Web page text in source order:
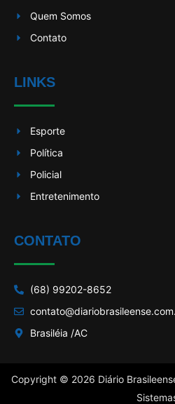
Quem Somos
Contato
LINKS
Esporte
Política
Policial
Entretenimento
CONTATO
(68) 99202-8652
Brasiléia /AC
Copyright © 2026 Diário